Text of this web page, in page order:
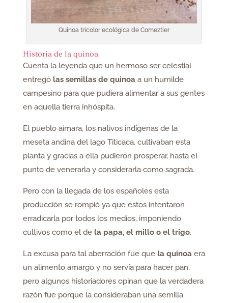
Quinoa tricolor ecológica de Comeztier
Historia de la quinoa
Cuenta la leyenda que un hermoso ser celestial
entregó las semillas de quinoa a un humilde
campesino para que pudiera alimentar a sus gentes
en aquella tierra inhóspita.
El pueblo aimara, los nativos indígenas de la
meseta andina del lago Titicaca, cultivaban esta
planta y gracias a ella pudieron prosperar, hasta el
punto de venerarla y considerarla como sagrada.
Pero con la llegada de los españoles esta
producción se rompió ya que estos intentaron
erradicarla por todos los medios, imponiendo
cultivos como el dela papa, el millo o el trigo.
La excusa para tal aberración fue quela quinoa era
un alimento amargo y no servía para hacer pan,
pero algunos historiadores opinan que la verdadera
razón fue porque la consideraban una semilla